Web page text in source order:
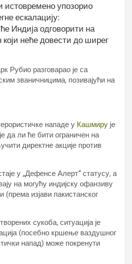
истовремено упозорио
ескалацију:
Индија одговорити на
који неће довести до ширег
Рубио разговарао је са
званичницима, позивајући на
нападе у Кашмиру је
да ли ће бити ограничен на
директне акције против
у „Дефенсе Алерт“ статусу, а
на могућу индијску офанзиву
изјави пакистанског
сукоба, ситуација је
(посебно кршење ваздушног
напад) може покренути